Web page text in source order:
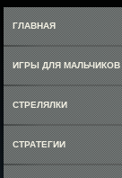
ГЛАВНАЯ
ИГРЫ ДЛЯ МАЛЬЧИКОВ
СТРЕЛЯЛКИ
СТРАТЕГИИ